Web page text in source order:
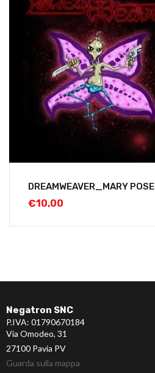
DREAMWEAVER_MARY POSE
€10,00
Negatron SNC
P.IVA: 01790670184
Via Omodeo, 31
27100 Pavia PV
Guarda sulla mappa